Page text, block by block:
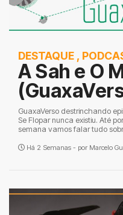
DESTAQUE ,
A Sah e O
GuaxaVerso destrinchando
Se Flopar nunca existiu. Até
semana vamos falar tudo
Há 2 Semanas - por Marcelo